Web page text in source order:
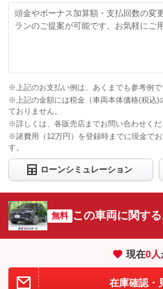
頭金やボーナス加算額・支払回数の変
ランのご提案が可能です。お気軽にご
※上記のお支払い例は、あくまでも参考例で
※上記の金額には税金（車両本体価格(税込)
ておりません。
※詳しくは、各販売店までお問い合わせくだ
※諸費用（12万円）を登録時までに現金で
す。
ローンシミュレーション
無料 この車両に関す
現在0人
在庫確認・